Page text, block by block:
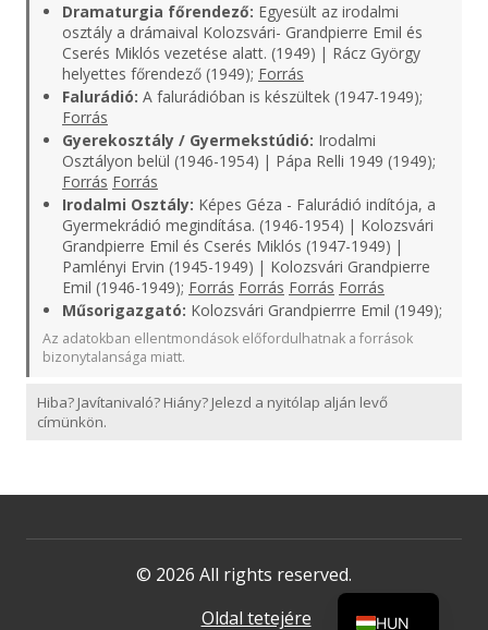
Dramaturgia főrendező: Egyesült az irodalmi
osztály a drámaival Kolozsvári- Grandpierre Emil és
Cserés Miklós vezetése alatt. (1949) | Rácz György
helyettes főrendező (1949); Forrás
Falurádió: A falurádióban is készültek (1947-1949);
Forrás
Gyerekosztály / Gyermekstúdió: Irodalmi
Osztályon belül (1946-1954) | Pápa Relli 1949 (1949);
Forrás Forrás
Irodalmi Osztály: Képes Géza - Falurádió indítója, a
Gyermekrádió megindítása. (1946-1954) | Kolozsvári
Grandpierre Emil és Cserés Miklós (1947-1949) |
Pamlényi Ervin (1945-1949) | Kolozsvári Grandpierre
Emil (1946-1949); Forrás Forrás Forrás Forrás
Műsorigazgató: Kolozsvári Grandpierrre Emil (1949);
Az adatokban ellentmondások előfordulhatnak a források
bizonytalansága miatt.
Hiba? Javítanivaló? Hiány? Jelezd a nyitólap alján levő
címünkön.
© 2026 All rights reserved.
Oldal tetejére
HUN